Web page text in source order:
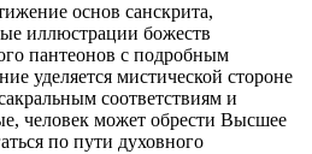
основ санскрита,
иллюстрации божеств
пантеонов с подробным
уделяется мистической стороне
соответствиям и
человек может обрести Высшее
по пути духовного